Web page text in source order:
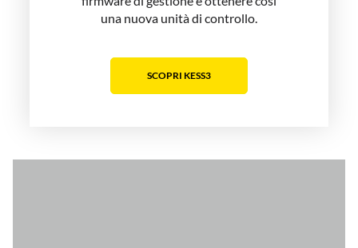
una nuova unità di controllo.
SCOPRI KESS3